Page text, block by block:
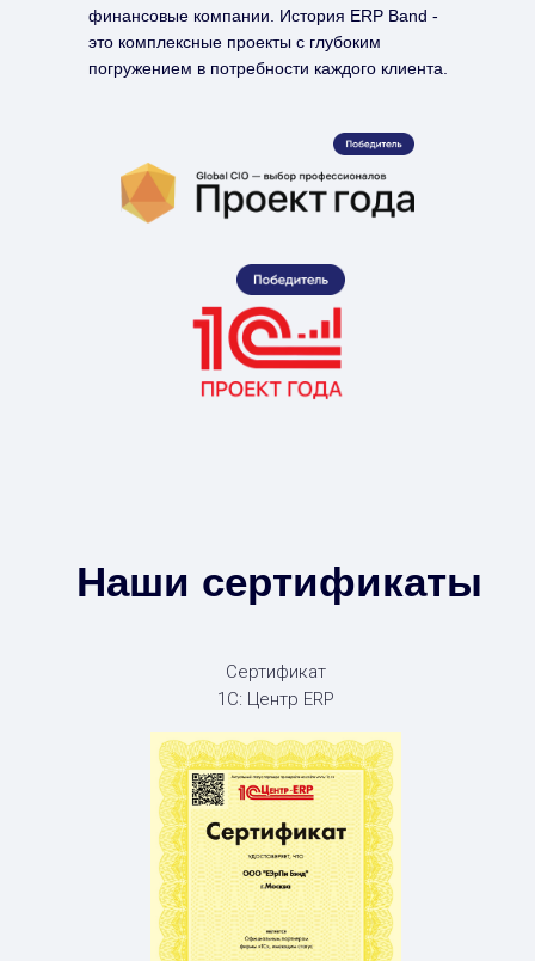
финансовые компании. История ERP Band -
это комплексные проекты с глубоким
погружением в потребности каждого клиента.
Наши сертификаты
Сертификат
1С: Центр ERP